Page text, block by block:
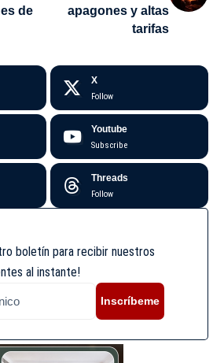
de
apagones y altas
tarifas
X
Follow
Youtube
Subscribe
Threads
Follow
boletín para recibir nuestros
al instante!
Inscríbeme